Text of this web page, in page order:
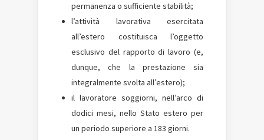
permanenza o sufficiente stabilità;
l’attività lavorativa esercitata
all’estero costituisca l’oggetto
esclusivo del rapporto di lavoro (e,
dunque, che la prestazione sia
integralmente svolta all’estero);
il lavoratore soggiorni, nell’arco di
dodici mesi, nello Stato estero per
un periodo superiore a 183 giorni.